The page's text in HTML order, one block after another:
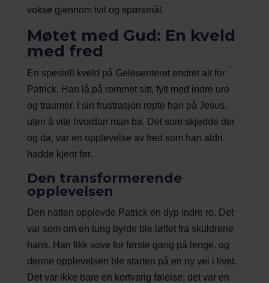
vokse gjennom tvil og spørsmål.
Møtet med Gud: En kveld
med fred
En spesiell kveld på Gelesenteret endret alt for
Patrick. Han lå på rommet sitt, fylt med indre uro
og traumer. I sin frustrasjon ropte han på Jesus,
uten å vite hvordan man ba. Det som skjedde der
og da, var en opplevelse av fred som han aldri
hadde kjent før.
Den transformerende
opplevelsen
Den natten opplevde Patrick en dyp indre ro. Det
var som om en tung byrde ble løftet fra skuldrene
hans. Han fikk sove for første gang på lenge, og
denne opplevelsen ble starten på en ny vei i livet.
Det var ikke bare en kortvarig følelse; det var en